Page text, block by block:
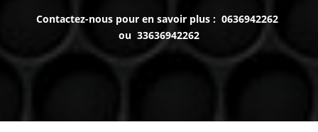
Contactez-nous pour en savoir plus : 0636942262
ou 33636942262